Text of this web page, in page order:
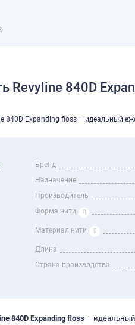
Revyline 840D
840D Expanding floss – идеальный
Бренд
Назначение
Производитель
Форма нити
Материал нити
Длина
Страна производства
840D Expanding floss – идеальный